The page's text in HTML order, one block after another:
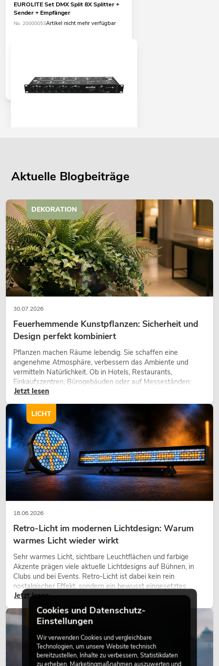
EUROLITE Set DMX Split 8X Splitter +
Sender + Empfänger
No. 20000053Artikel nicht mehr verfügbar
179,00€
Aktuelle Blogbeiträge
30.07.2026
Feuerhemmende Kunstpflanzen: Sicherheit und
Design perfekt kombiniert
Pflanzen machen Räume lebendig. Sie schaffen eine
angenehme Atmosphäre, verbessern das Ambiente und
vermitteln Natürlichkeit. Ob in Hotels, Restaurants,
Einkaufszentren, Bürogebäuden oder auf Messeständen:
eine hochwertige Begrünung gehört heute längst zum
Jetzt lesen
DEKORATION
18.06.2026
Retro-Licht im modernen Lichtdesign: Warum
warmes Licht wieder wirkt
Sehr warmes Licht, sichtbare Leuchtflächen und farbige
Akzente prägen viele aktuelle Lichtdesigns auf Bühnen, in
Clubs und bei Events. Retro-Licht ist dabei kein rein
nostalgischer Effekt, sondern ein bewusst eingesetztes
Gestaltungsmittel: Es schafft Atmosphäre, gibt Szenen
Charakter und kann technische LED-Setups emotionaler
wirken lassen.
Jetzt lesen
LICHT
LICHT
Cookies und Datenschutz-
Einstellungen
Wir verwenden Cookies und vergleichbare
Technologien, um unsere Website technisch
bereitzustellen, Inhalte zu verbessern, Statistikdaten
zu erheben, Marketingmaßnahmen auszuwerten und